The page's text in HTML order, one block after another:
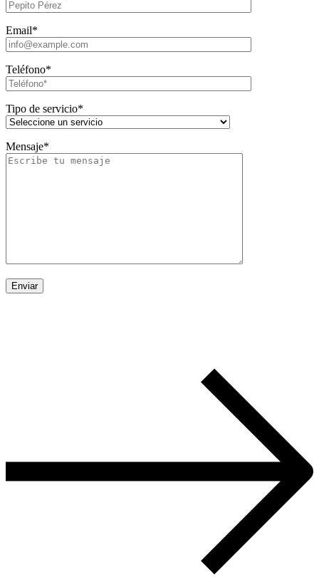
Email*
Teléfono*
Tipo de servicio*
Mensaje*